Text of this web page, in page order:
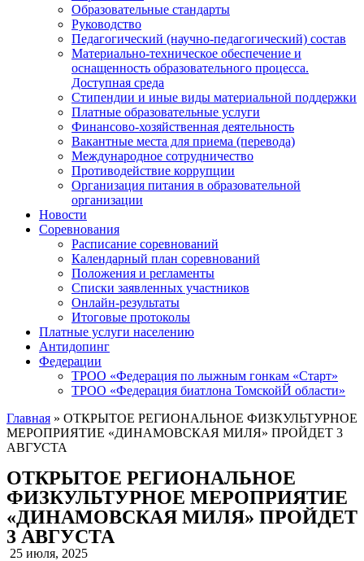
Образовательные стандарты
Руководство
Педагогический (научно-педагогический) состав
Материально-техническое обеспечение и
оснащенность образовательного процесса.
Доступная среда
Стипендии и иные виды материальной поддержки
Платные образовательные услуги
Финансово-хозяйственная деятельность
Вакантные места для приема (перевода)
Международное сотрудничество
Противодействие коррупции
Организация питания в образовательной
организации
Новости
Соревнования
Расписание соревнований
Календарный план соревнований
Положения и регламенты
Списки заявленных участников
Онлайн-результаты
Итоговые протоколы
Платные услуги населению
Антидопинг
Федерации
ТРОО «Федерация по лыжным гонкам «Старт»
ТРОО «Федерация биатлона ТомскойЙ области»
Главная » ОТКРЫТОЕ РЕГИОНАЛЬНОЕ ФИЗКУЛЬТУРНОЕ
МЕРОПРИЯТИЕ «ДИНАМОВСКАЯ МИЛЯ» ПРОЙДЕТ 3
АВГУСТА
ОТКРЫТОЕ РЕГИОНАЛЬНОЕ
ФИЗКУЛЬТУРНОЕ МЕРОПРИЯТИЕ
«ДИНАМОВСКАЯ МИЛЯ» ПРОЙДЕТ
3 АВГУСТА
25 июля, 2025